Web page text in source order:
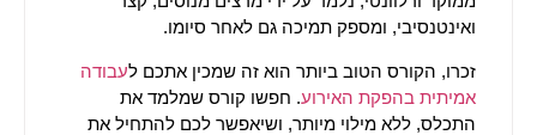
ואינטנסיבי, ומספק תמיכה גם לאחר סיומו.
זכרו, הקורס הטוב ביותר הוא זה שמכין אתכם לעבודה
אמיתית בהפקת האירוע. חפשו קורס שמלמד את
התכלס, ללא מילוי מיותר, ושיאפשר לכם להתחיל את